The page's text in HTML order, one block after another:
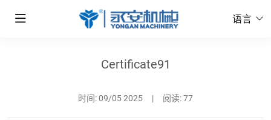
语言
Certificate91
时间:09/05 2025 | 阅读: 77